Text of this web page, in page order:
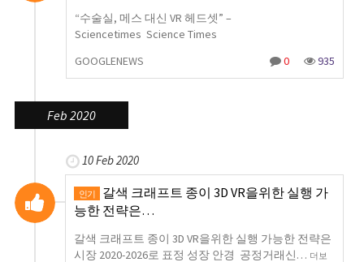
“수술실, 메스 대신 VR 헤드셋” –
Sciencetimes Science Times
GOOGLENEWS
0 935
Feb 2020
10 Feb 2020
인기
갈색 크래프트 종이 3D VR을위한 실행 가
능한 전략은…
갈색 크래프트 종이 3D VR을위한 실행 가능한 전략은
시장 2020-2026로 표정 성장 안경 공정거래신… 더보